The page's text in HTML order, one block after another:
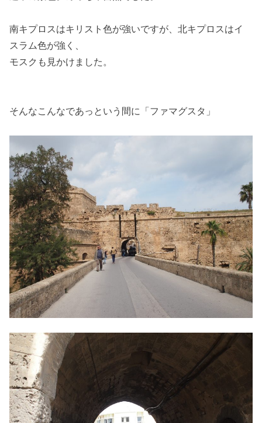
南キプロスはキリスト色が強いですが、北キプロスはイ
スラム色が強く、
モスクも見かけました。
そんなこんなであっという間に「ファマグスタ」